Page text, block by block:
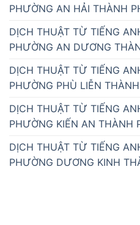
PHƯỜNG AN HẢI THÀNH
DỊCH THUẬT TỪ TIẾNG
PHƯỜNG AN DƯƠNG
DỊCH THUẬT TỪ TIẾNG
PHƯỜNG PHÙ LIỄN
DỊCH THUẬT TỪ TIẾNG
PHƯỜNG KIẾN AN THÀNH
DỊCH THUẬT TỪ TIẾNG
PHƯỜNG DƯƠNG KINH